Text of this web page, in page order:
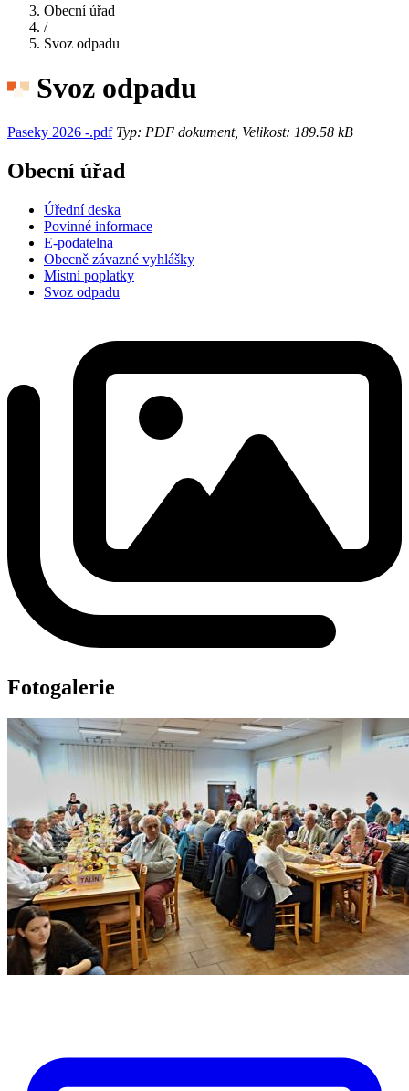
Obecní úřad
/
Svoz odpadu
Svoz odpadu
Paseky 2026 -.pdfTyp: PDF dokument, Velikost: 189.58 kB
Obecní úřad
Úřední deska
Povinné informace
E-podatelna
Obecně závazné vyhlášky
Místní poplatky
Svoz odpadu
Fotogalerie